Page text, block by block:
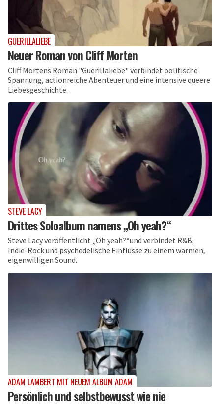
GUERILLALIEBE
Neuer Roman von Cliff Morten
Cliff Mortens Roman "Guerillaliebe" verbindet politische
Spannung, actionreiche Abenteuer und eine intensive queere
Liebesgeschichte.
STEVE LACY
Drittes Soloalbum namens „Oh yeah?“
Steve Lacy veröffentlicht „Oh yeah?“und verbindet R&B,
Indie-Rock und psychedelische Einflüsse zu einem warmen,
eigenwilligen Sound.
ADAM LAMBERT MIT NEUEM ALBUM ADAM
Persönlich und selbstbewusst wie nie